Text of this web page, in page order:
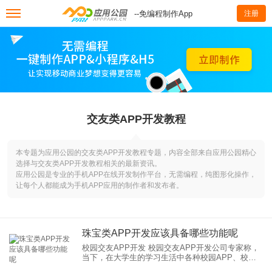
--免编程制作App 注册
交友类APP开发教程
本专题为应用公园的交友类APP开发教程专题，内容全部来自应用公园精心
选择与交友类APP开发教程相关的最新资讯。
应用公园是专业的手机APP在线开发制作平台，无需编程，纯图形化操作，
让每个人都能成为手机APP应用的制作者和发布者。
珠宝类APP开发应该具备哪些功能呢
校园交友APP开发 校园交友APP开发公司专家称，
当下，在大学生的学习生活中各种校园APP、校园